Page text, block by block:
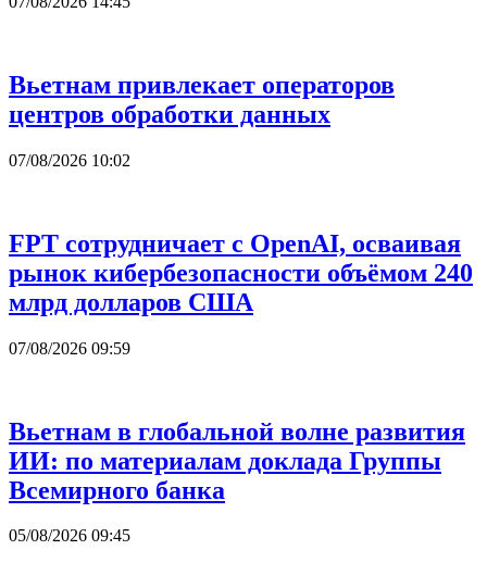
Вьетнам привлекает операторов
центров обработки данных
07/08/2026 10:02
FPT сотрудничает с OpenAI, осваивая
рынок кибербезопасности объёмом 240
млрд долларов США
07/08/2026 09:59
Вьетнам в глобальной волне развития
ИИ: по материалам доклада Группы
Всемирного банка
05/08/2026 09:45